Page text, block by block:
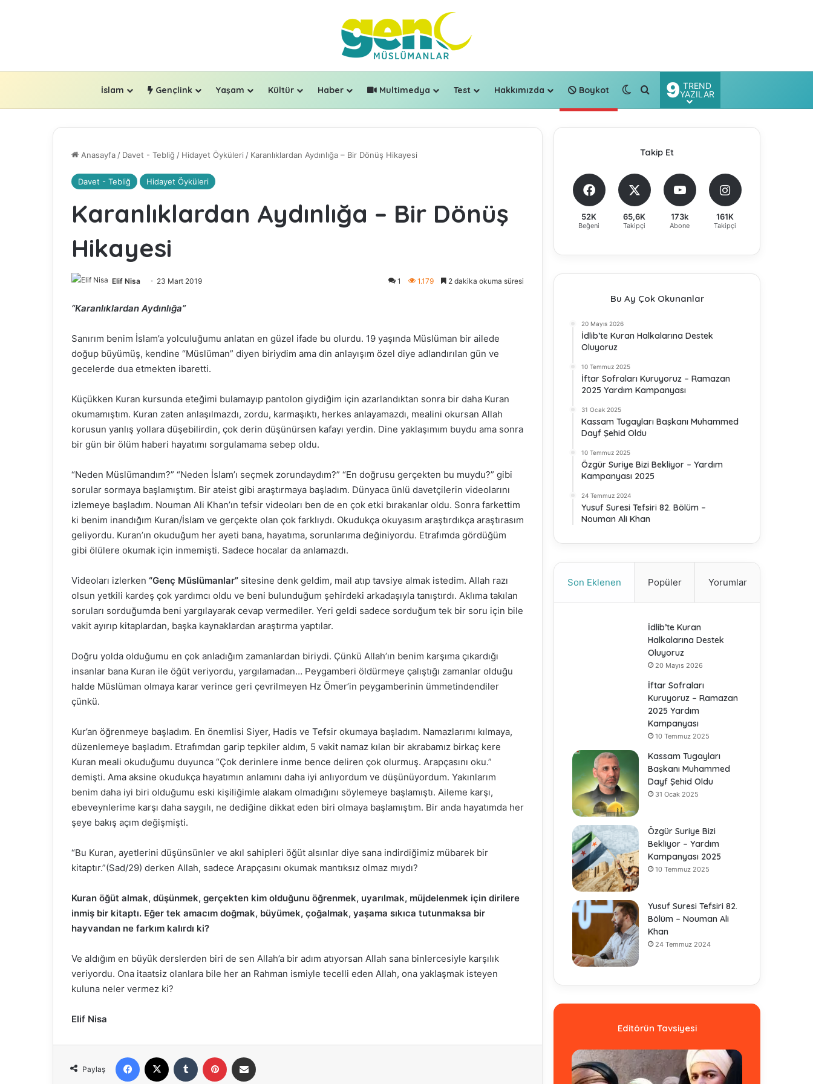
İslam Gençlink Yaşam Kültür Haber Multimedya Test Hakkımızda Boykot Dış görünümü değiştir
Arama yap ...
9 TREND
YAZILAR
Anasayfa / Davet - Tebliğ / Hidayet Öyküleri / Karanlıklardan Aydınlığa – Bir Dönüş Hikayesi
Davet - Tebliğ Hidayet Öyküleri
Karanlıklardan Aydınlığa – Bir Dönüş
Hikayesi
Elif Nisa 23 Mart 2019 1 1.179 2 dakika okuma süresi
“Karanlıklardan Aydınlığa”
Sanırım benim İslam’a yolculuğumu anlatan en güzel ifade bu olurdu. 19 yaşında Müslüman bir ailede
doğup büyümüş, kendine “Müslüman” diyen biriydim ama din anlayışım özel diye adlandırılan gün ve
gecelerde dua etmekten ibaretti.
Küçükken Kuran kursunda eteğimi bulamayıp pantolon giydiğim için azarlandıktan sonra bir daha Kuran
okumamıştım. Kuran zaten anlaşılmazdı, zordu, karmaşıktı, herkes anlayamazdı, mealini okursan Allah
korusun yanlış yollara düşebilirdin, çok derin düşünürsen kafayı yerdin. Dine yaklaşımım buydu ama sonra
bir gün bir ölüm haberi hayatımı sorgulamama sebep oldu.
“Neden Müslümandım?” “Neden İslam’ı seçmek zorundaydım?” “En doğrusu gerçekten bu muydu?” gibi
sorular sormaya başlamıştım. Bir ateist gibi araştırmaya başladım. Dünyaca ünlü davetçilerin videolarını
izlemeye başladım. Nouman Ali Khan’ın tefsir videoları ben de en çok etki bırakanlar oldu. Sonra farkettim
ki benim inandığım Kuran/İslam ve gerçekte olan çok farklıydı. Okudukça okuyasım araştırdıkça araştırasım
geliyordu. Kuran’ın okuduğum her ayeti bana, hayatıma, sorunlarıma değiniyordu. Etrafımda gördüğüm
gibi ölülere okumak için inmemişti. Sadece hocalar da anlamazdı.
Videoları izlerken “Genç Müslümanlar” sitesine denk geldim, mail atıp tavsiye almak istedim. Allah razı
olsun yetkili kardeş çok yardımcı oldu ve beni bulunduğum şehirdeki arkadaşıyla tanıştırdı. Aklıma takılan
soruları sorduğumda beni yargılayarak cevap vermediler. Yeri geldi sadece sorduğum tek bir soru için bile
vakit ayırıp kitaplardan, başka kaynaklardan araştırma yaptılar.
Doğru yolda olduğumu en çok anladığım zamanlardan biriydi. Çünkü Allah’ın benim karşıma çıkardığı
insanlar bana Kuran ile öğüt veriyordu, yargılamadan… Peygamberi öldürmeye çalıştığı zamanlar olduğu
halde Müslüman olmaya karar verince geri çevrilmeyen Hz Ömer’in peygamberinin ümmetindendiler
çünkü.
Kur’an öğrenmeye başladım. En önemlisi Siyer, Hadis ve Tefsir okumaya başladım. Namazlarımı kılmaya,
düzenlemeye başladım. Etrafımdan garip tepkiler aldım, 5 vakit namaz kılan bir akrabamız birkaç kere
Kuran meali okuduğumu duyunca “Çok derinlere inme bence deliren çok olurmuş. Arapçasını oku.”
demişti. Ama aksine okudukça hayatımın anlamını daha iyi anlıyordum ve düşünüyordum. Yakınlarım
benim daha iyi biri olduğumu eski kişiliğimle alakam olmadığını söylemeye başlamıştı. Aileme karşı,
ebeveynlerime karşı daha saygılı, ne dediğine dikkat eden biri olmaya başlamıştım. Bir anda hayatımda her
şeye bakış açım değişmişti.
“Bu Kuran, ayetlerini düşünsünler ve akıl sahipleri öğüt alsınlar diye sana indirdiğimiz mübarek bir
kitaptır.”(Sad/29) derken Allah, sadece Arapçasını okumak mantıksız olmaz mıydı?
Kuran öğüt almak, düşünmek, gerçekten kim olduğunu öğrenmek, uyarılmak, müjdelenmek için dirilere
inmiş bir kitaptı. Eğer tek amacım doğmak, büyümek, çoğalmak, yaşama sıkıca tutunmaksa bir
hayvandan ne farkım kalırdı ki?
Ve aldığım en büyük derslerden biri de sen Allah’a bir adım atıyorsan Allah sana binlercesiyle karşılık
veriyordu. Ona itaatsiz olanlara bile her an Rahman ismiyle tecelli eden Allah, ona yaklaşmak isteyen
kuluna neler vermez ki?
Elif Nisa
Paylaş
Takip Et
52K
Beğeni
65,6K
Takipçi
173k
Abone
161K
Takipçi
Bu Ay Çok Okunanlar
20 Mayıs 2026
İdlib’te Kuran Halkalarına Destek
Oluyoruz
10 Temmuz 2025
İftar Sofraları Kuruyoruz – Ramazan
2025 Yardım Kampanyası
31 Ocak 2025
Kassam Tugayları Başkanı Muhammed
Dayf Şehid Oldu
10 Temmuz 2025
Özgür Suriye Bizi Bekliyor – Yardım
Kampanyası 2025
24 Temmuz 2024
Yusuf Suresi Tefsiri 82. Bölüm –
Nouman Ali Khan
Son Eklenen Popüler Yorumlar
İdlib’te Kuran
Halkalarına Destek
Oluyoruz
20 Mayıs 2026
İftar Sofraları
Kuruyoruz – Ramazan
2025 Yardım
Kampanyası
10 Temmuz 2025
Kassam Tugayları
Başkanı Muhammed
Dayf Şehid Oldu
31 Ocak 2025
Özgür Suriye Bizi
Bekliyor – Yardım
Kampanyası 2025
10 Temmuz 2025
Yusuf Suresi Tefsiri 82.
Bölüm – Nouman Ali
Khan
24 Temmuz 2024
Editörün Tavsiyesi